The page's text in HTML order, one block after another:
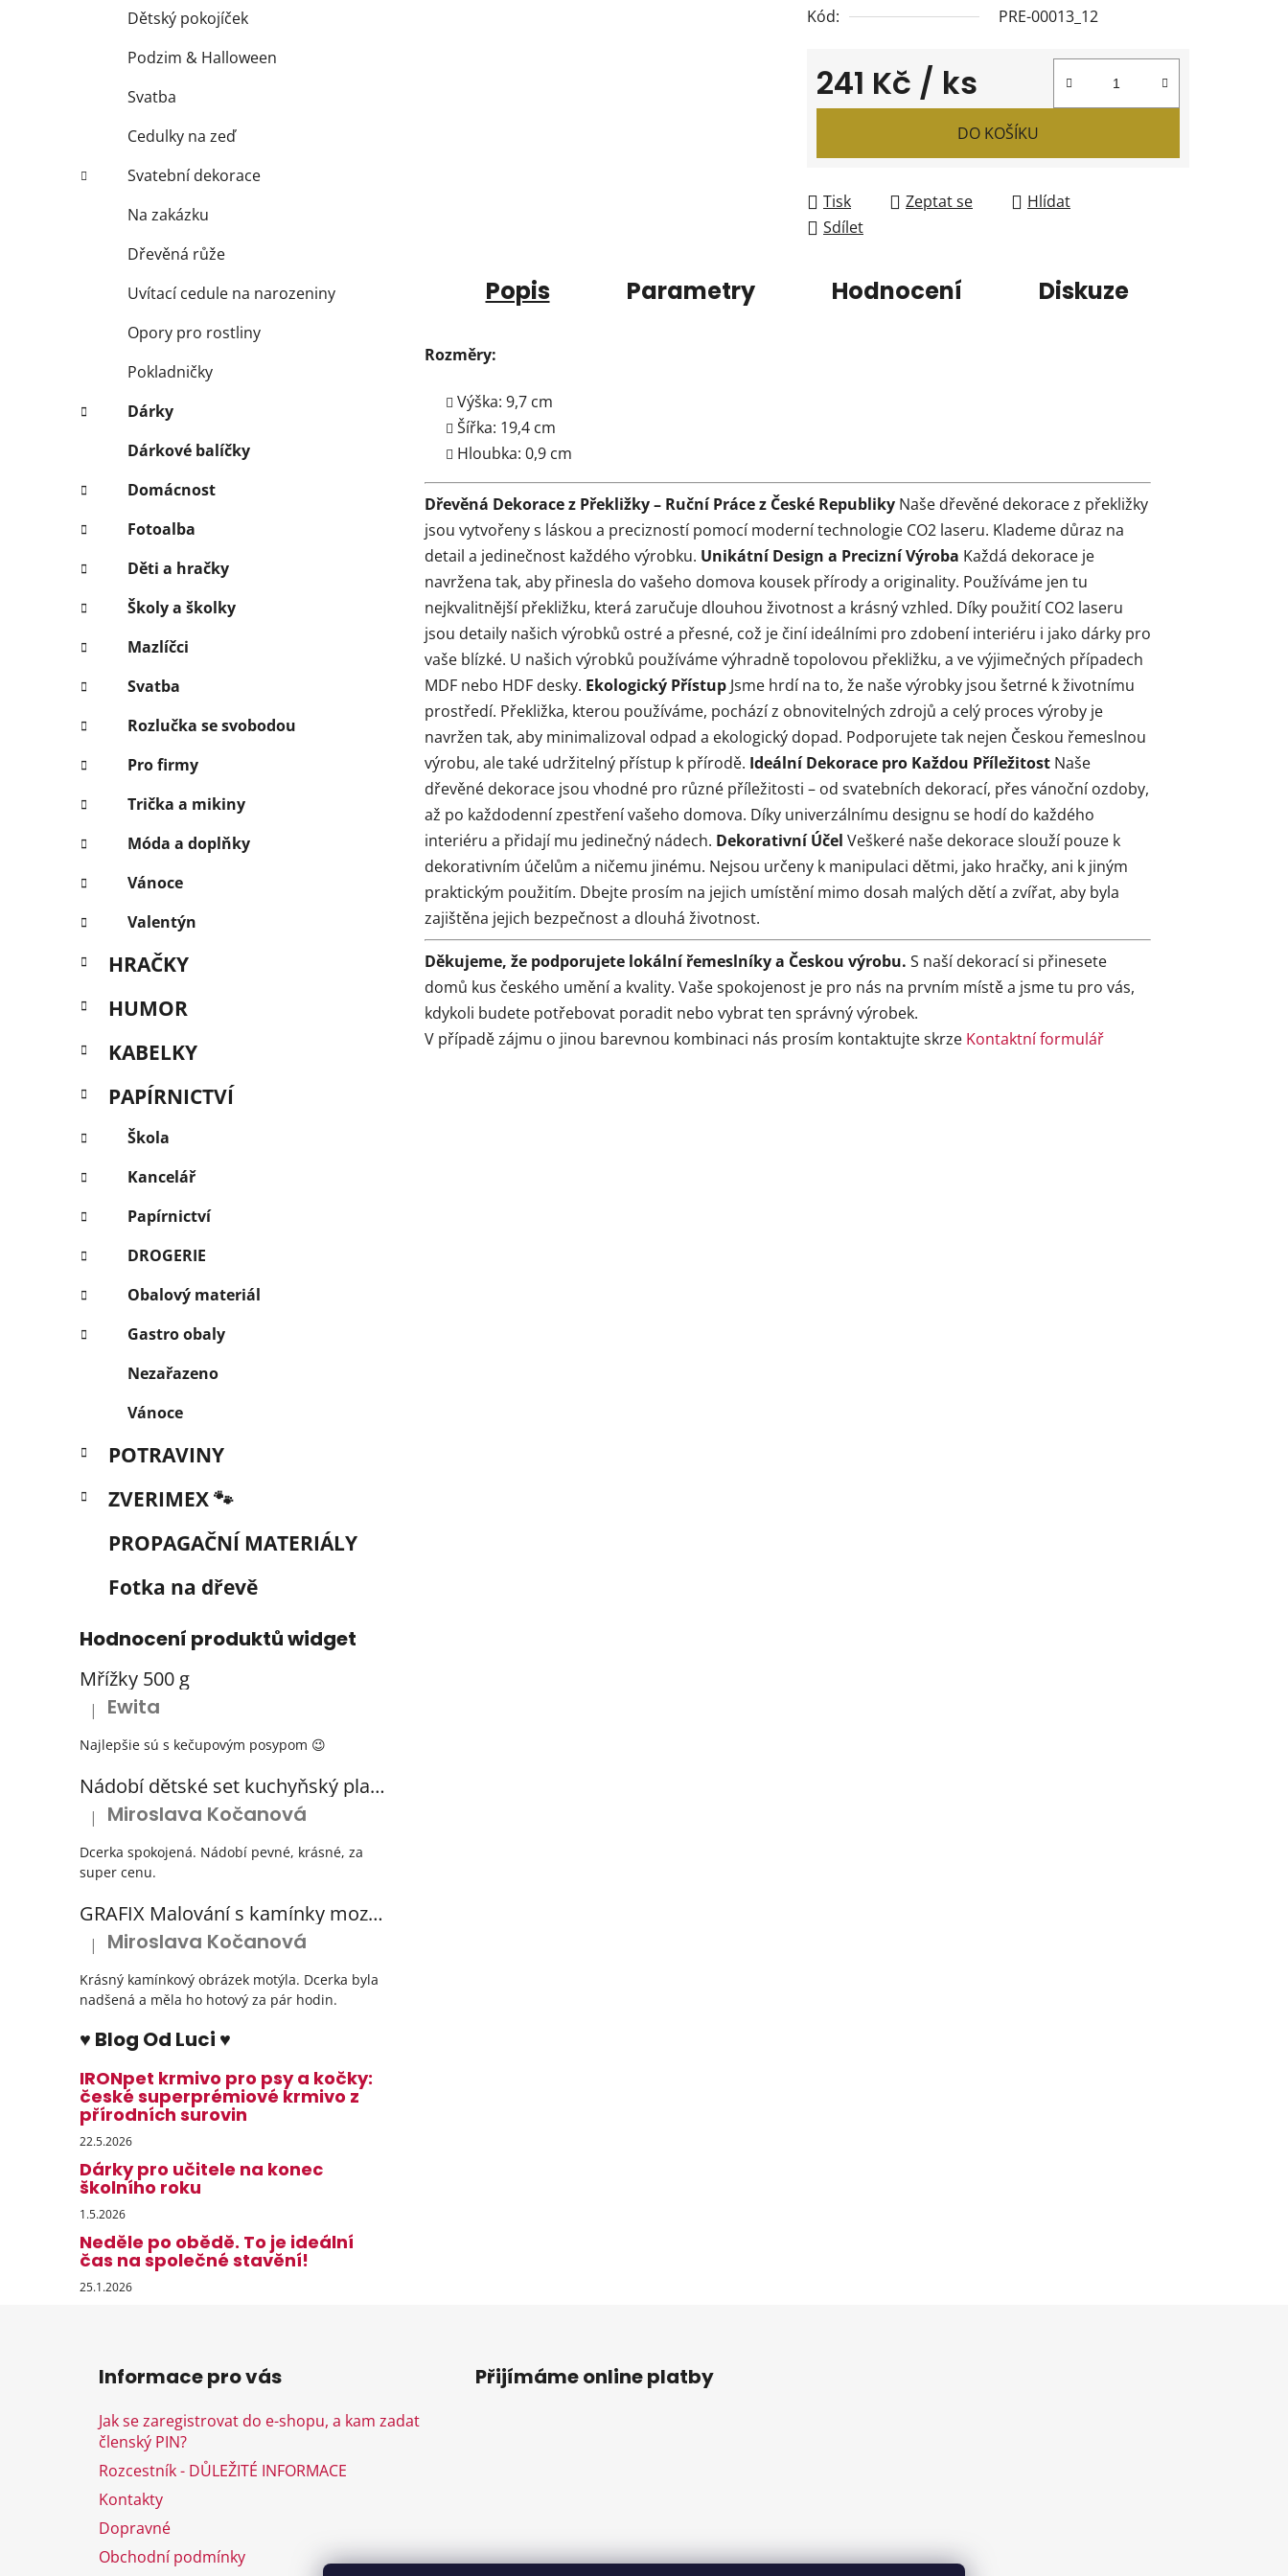
Dětský pokojíček
Podzim & Halloween
Svatba
Cedulky na zeď
Svatební dekorace
Na zakázku
Dřevěná růže
Uvítací cedule na narozeniny
Opory pro rostliny
Pokladničky
Dárky
Dárkové balíčky
Domácnost
Fotoalba
Děti a hračky
Školy a školky
Mazlíčci
Svatba
Rozlučka se svobodou
Pro firmy
Trička a mikiny
Móda a doplňky
Vánoce
Valentýn
HRAČKY
HUMOR
KABELKY
PAPÍRNICTVÍ
Škola
Kancelář
Papírnictví
DROGERIE
Obalový materiál
Gastro obaly
Nezařazeno
Vánoce
POTRAVINY
ZVERIMEX 🐾
PROPAGAČNÍ MATERIÁLY
Fotka na dřevě
Hodnocení produktů widget
Mřížky 500 g
Hodnocení produktu je 5 z 5 hvězdiček.
| Ewita
Najlepšie sú s kečupovým posypom 😉
Nádobí dětské set kuchyňský plastový s odkapávačem 3 barvy
Hodnocení produktu je 5 z 5 hvězdiček.
| Miroslava Kočanová
Dcerka spokojená. Nádobí pevné, krásné, za
super cenu.
GRAFIX Malování s kamínky mozaika diamantový obrázek 3 druhy
Hodnocení produktu je 5 z 5 hvězdiček.
| Miroslava Kočanová
Krásný kamínkový obrázek motýla. Dcerka byla
nadšená a měla ho hotový za pár hodin.
♥ Blog Od Luci ♥
IRONpet krmivo pro psy a kočky:
české superprémiové krmivo z
přírodních surovin
22.5.2026
Dárky pro učitele na konec
školního roku
1.5.2026
Neděle po obědě. To je ideální
čas na společné stavění!
25.1.2026
Kód:
PRE-00013_12
241 Kč / ks
Měrná cena:
DO KOŠÍKU
Tisk Zeptat se
Hlídat
Sdílet
Popis Parametry Hodnocení Diskuze
Rozměry:
Výška: 9,7 cm
Šířka: 19,4 cm
Hloubka: 0,9 cm
Dřevěná Dekorace z Překližky – Ruční Práce z České Republiky Naše dřevěné dekorace z překližky
jsou vytvořeny s láskou a precizností pomocí moderní technologie CO2 laseru. Klademe důraz na
detail a jedinečnost každého výrobku. Unikátní Design a Precizní Výroba Každá dekorace je
navržena tak, aby přinesla do vašeho domova kousek přírody a originality. Používáme jen tu
nejkvalitnější překližku, která zaručuje dlouhou životnost a krásný vzhled. Díky použití CO2 laseru
jsou detaily našich výrobků ostré a přesné, což je činí ideálními pro zdobení interiéru i jako dárky pro
vaše blízké. U našich výrobků používáme výhradně topolovou překližku, a ve výjimečných případech
MDF nebo HDF desky. Ekologický Přístup Jsme hrdí na to, že naše výrobky jsou šetrné k životnímu
prostředí. Překližka, kterou používáme, pochází z obnovitelných zdrojů a celý proces výroby je
navržen tak, aby minimalizoval odpad a ekologický dopad. Podporujete tak nejen Českou řemeslnou
výrobu, ale také udržitelný přístup k přírodě. Ideální Dekorace pro Každou Příležitost Naše
dřevěné dekorace jsou vhodné pro různé příležitosti – od svatebních dekorací, přes vánoční ozdoby,
až po každodenní zpestření vašeho domova. Díky univerzálnímu designu se hodí do každého
interiéru a přidají mu jedinečný nádech. Dekorativní Účel Veškeré naše dekorace slouží pouze k
dekorativním účelům a ničemu jinému. Nejsou určeny k manipulaci dětmi, jako hračky, ani k jiným
praktickým použitím. Dbejte prosím na jejich umístění mimo dosah malých dětí a zvířat, aby byla
zajištěna jejich bezpečnost a dlouhá životnost.
Děkujeme, že podporujete lokální řemeslníky a Českou výrobu. S naší dekorací si přinesete
domů kus českého umění a kvality. Vaše spokojenost je pro nás na prvním místě a jsme tu pro vás,
kdykoli budete potřebovat poradit nebo vybrat ten správný výrobek.
V případě zájmu o jinou barevnou kombinaci nás prosím kontaktujte skrze Kontaktní formulář
Informace pro vás
Jak se zaregistrovat do e-shopu, a kam zadat
členský PIN?
Rozcestník - DŮLEŽITÉ INFORMACE
Kontakty
Dopravné
Obchodní podmínky
Přijímáme online platby